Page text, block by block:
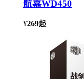
航嘉WD450
¥269起